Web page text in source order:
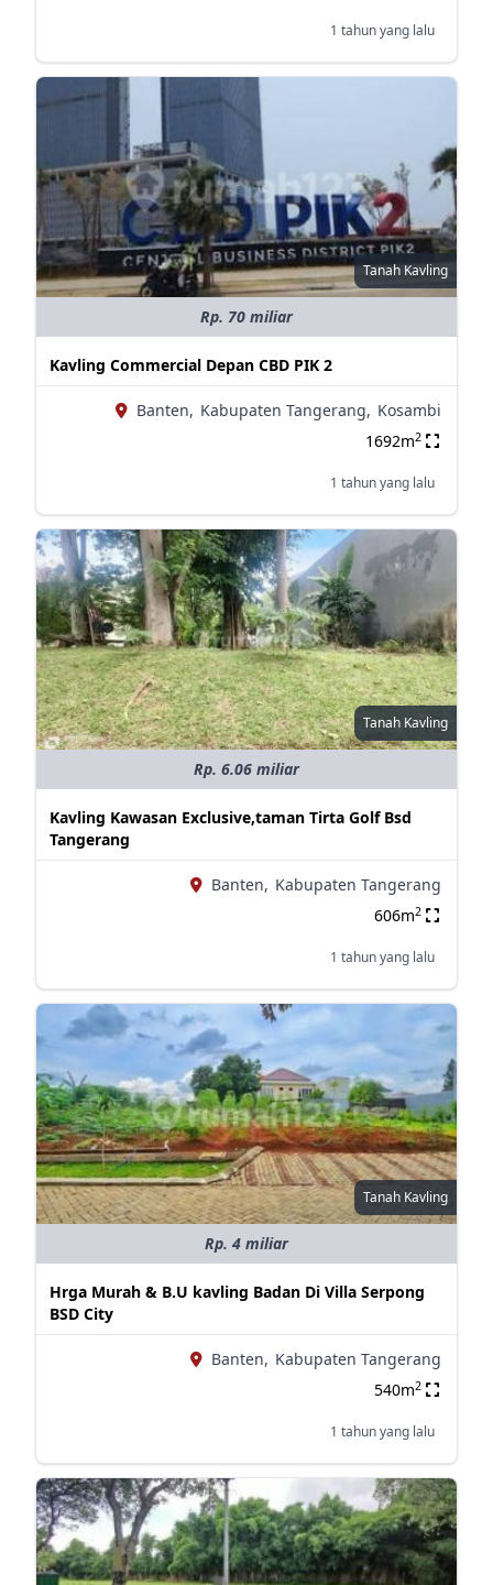
1 tahun yang lalu
Tanah Kavling
Rp. 70 miliar
Kavling Commercial Depan CBD PIK 2
Banten, Kabupaten Tangerang, Kosambi
1692m2
1 tahun yang lalu
Tanah Kavling
Rp. 6.06 miliar
Kavling Kawasan Exclusive,taman Tirta Golf Bsd
Tangerang
Banten, Kabupaten Tangerang
606m2
1 tahun yang lalu
Tanah Kavling
Rp. 4 miliar
Hrga Murah & B.U kavling Badan Di Villa Serpong
BSD City
Banten, Kabupaten Tangerang
540m2
1 tahun yang lalu